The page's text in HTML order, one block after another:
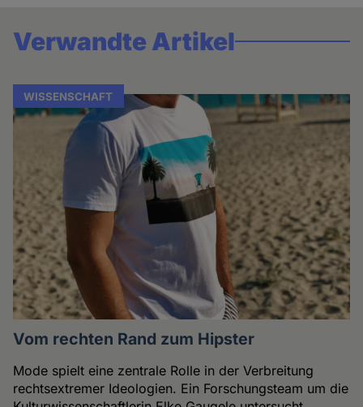
Verwandte Artikel
WISSENSCHAFT
Vom rechten Rand zum Hipster
Mode spielt eine zentrale Rolle in der Verbreitung
rechtsextremer Ideologien. Ein Forschungsteam um die